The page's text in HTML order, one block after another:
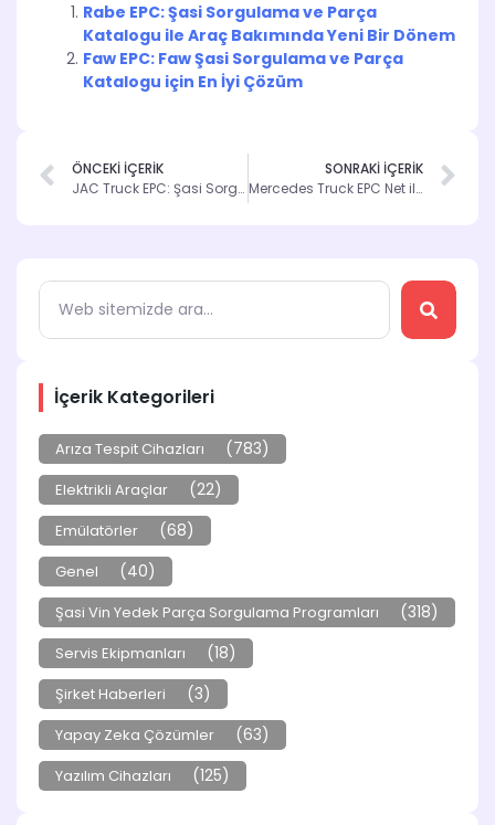
İçerik Kategorileri
Arıza Tespit Cihazları (783)
Elektrikli Araçlar (22)
Emülatörler (68)
Genel (40)
Şasi Vin Yedek Parça Sorgulama Programları (318)
Servis Ekipmanları (18)
Şirket Haberleri (3)
Yapay Zeka Çözümler (63)
Yazılım Cihazları (125)
Rabe EPC: Şasi Sorgulama ve Parça
Katalogu ile Araç Bakımında Yeni Bir Dönem
Faw EPC: Faw Şasi Sorgulama ve Parça
Katalogu için En İyi Çözüm
ÖNCEKİ İÇERİK
JAC Truck EPC: Şasi Sorgulama ile Parçalarınızı Kolayca Bulun
SONRAKİ İÇERİK
Mercedes Truck EPC Net ile Şasi Sorgulama: Kapsamlı Rehber